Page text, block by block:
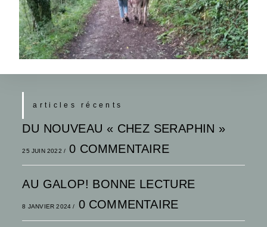
articles récents
DU NOUVEAU « CHEZ SERAPHIN »
25 JUIN 2022 / 0 COMMENTAIRE
AU GALOP! BONNE LECTURE
8 JANVIER 2024 / 0 COMMENTAIRE